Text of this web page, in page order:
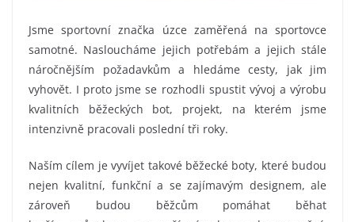
Jsme sportovní značka úzce zaměřená na sportovce
samotné. Nasloucháme jejich potřebám a jejich stále
náročnějším požadavkům a hledáme cesty, jak jim
vyhovět. I proto jsme se rozhodli spustit vývoj a výrobu
kvalitních běžeckých bot, projekt, na kterém jsme
intenzivně pracovali poslední tři roky.
Naším cílem je vyvíjet takové běžecké boty, které budou
nejen kvalitní, funkční a se zajímavým designem, ale
zároveň budou běžcům pomáhat běhat